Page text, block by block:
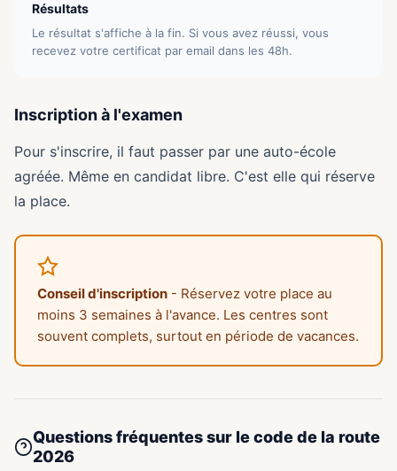
Résultats
Le résultat s'affiche à la fin. Si vous avez réussi, vous
recevez votre certificat par email dans les 48h.
Inscription à l'examen
Pour s'inscrire, il faut passer par une auto-école
agréée. Même en candidat libre. C'est elle qui réserve
la place.
Conseil d'inscription - Réservez votre place au
moins 3 semaines à l'avance. Les centres sont
souvent complets, surtout en période de vacances.
Questions fréquentes sur le code de la route
2026